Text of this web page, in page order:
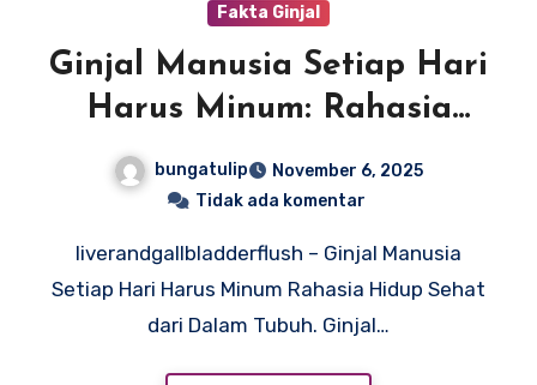
Fakta Ginjal
Ginjal Manusia Setiap Hari
Harus Minum: Rahasia
Hidup Sehat dari Dalam
Tubuh
bungatulip
November 6, 2025
Tidak ada komentar
liverandgallbladderflush – Ginjal Manusia
Setiap Hari Harus Minum Rahasia Hidup Sehat
dari Dalam Tubuh. Ginjal…